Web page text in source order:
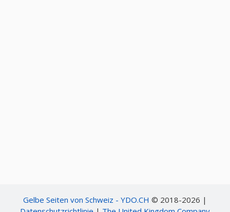
Gelbe Seiten von Schweiz - YDO.CH © 2018-2026 |